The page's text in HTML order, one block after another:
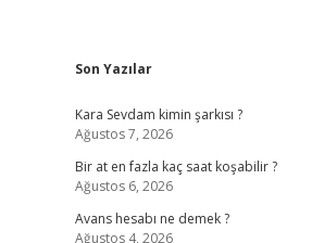
Sidebar
Son Yazılar
Kara Sevdam kimin şarkısı ?
Ağustos 7, 2026
Bir at en fazla kaç saat koşabilir ?
Ağustos 6, 2026
Avans hesabı ne demek ?
Ağustos 4, 2026